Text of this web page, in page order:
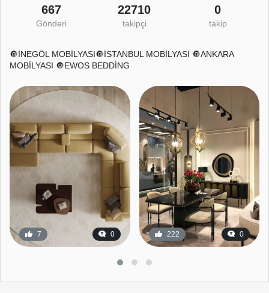
667
Gönderi
22710
takipçi
0
takip
🔘İNEGÖL MOBİLYASI🔘İSTANBUL MOBİLYASI 🔘ANKARA
MOBİLYASI 🔘EWOS BEDDİNG
7 0 222 0